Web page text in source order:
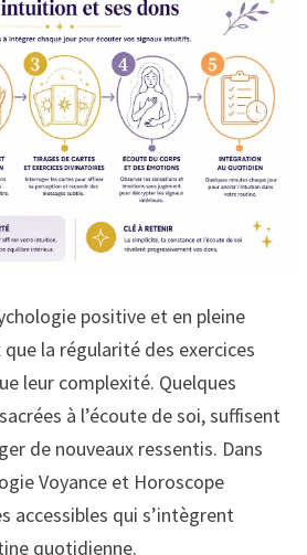
positive et en pleine
la régularité des exercices
leur complexité. Quelques
à l’écoute de soi, suffisent
de nouveaux ressentis. Dans
Voyance et Horoscope
accessibles qui s’intègrent
quotidienne.